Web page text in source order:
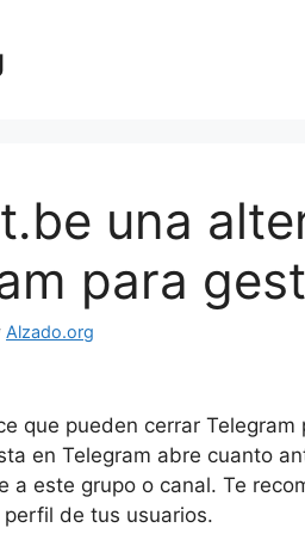
una
para
Alzado.org
que pueden cerrar
en Telegram abre cuanto
a este grupo o canal. Te
de tus usuarios.